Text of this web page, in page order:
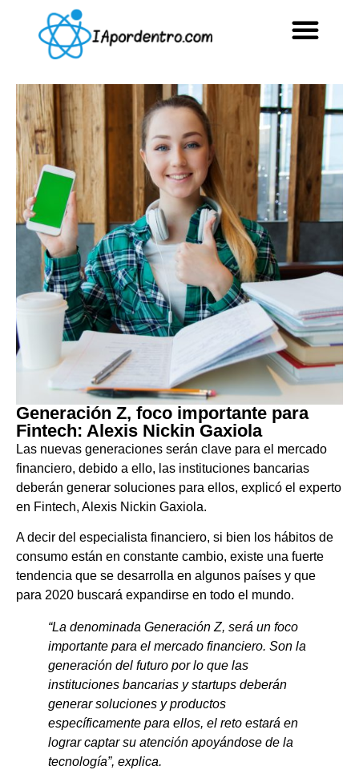
Generación Z, foco importante para
Fintech: Alexis Nickin Gaxiola
Las nuevas generaciones serán clave para el mercado
financiero, debido a ello, las instituciones bancarias
deberán generar soluciones para ellos, explicó el experto
en Fintech, Alexis Nickin Gaxiola.
A decir del especialista financiero, si bien los hábitos de
consumo están en constante cambio, existe una fuerte
tendencia que se desarrolla en algunos países y que
para 2020 buscará expandirse en todo el mundo.
“La denominada Generación Z, será un foco
importante para el mercado financiero. Son la
generación del futuro por lo que las
instituciones bancarias y startups deberán
generar soluciones y productos
específicamente para ellos, el reto estará en
lograr captar su atención apoyándose de la
tecnología”, explica.